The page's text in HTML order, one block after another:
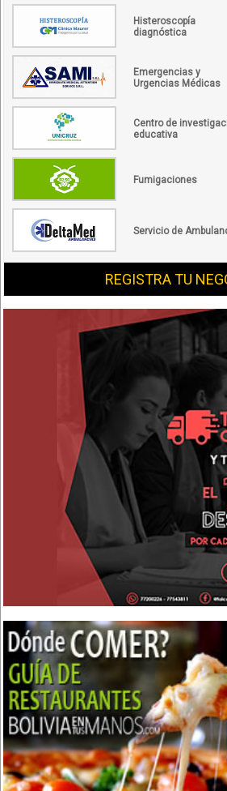
Histeroscopía
diagnóstica
Emergencias y
Urgencias Médicas
Centro de
educativa
Fumigaciones
Servicio de
REGISTRA TU